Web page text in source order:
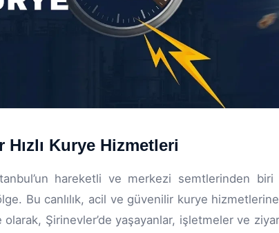
Hızlı Kurye Hizmetleri
hareketli ve merkezi semtlerinden
Bu canlılık, acil ve güvenilir kurye
olarak, Şirinevler’de yaşayanlar, işletmeler ve